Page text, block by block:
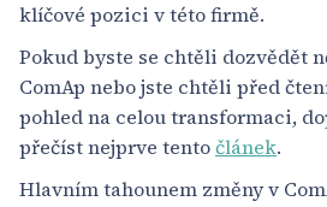
klíčové pozici v této firmě.
Pokud byste se chtěli dozvědět
ComAp nebo jste chtěli před
pohled na celou transformaci,
přečíst nejprve tentočlánek.
Hlavním tahounem změny v